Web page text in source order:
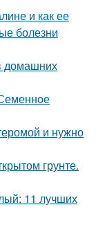
и как ее
болезни
домашних
и нужно
грунте.
11 лучших